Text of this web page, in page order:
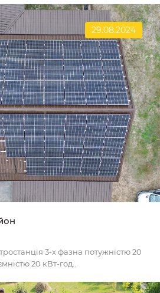
29.08.2024
3-х фазна потужністю 20
20 кВт-год..